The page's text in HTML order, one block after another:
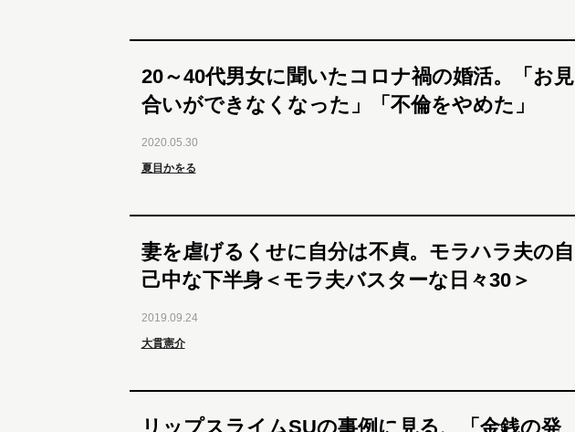
20～40代男女に聞いたコロナ禍の婚活。「お見
合いができなくなった」「不倫をやめた」
2020.05.30
夏目かをる
妻を虐げるくせに自分は不貞。モラハラ夫の自
己中な下半身＜モラ夫バスターな日々30＞
2019.09.24
大貫憲介
リップスライムSUの事例に見る、「金銭の発